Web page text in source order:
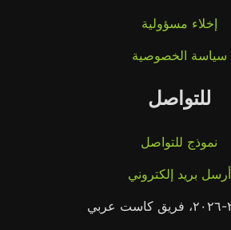
إخلاء مسؤولية
سياسة الخصوصية
للتواصل
نموذج للتواصل
أرسل بريد إلكتروني